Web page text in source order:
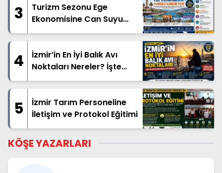
3
Turizm Sezonu Ege
Ekonomisine Can Suyu
Oluyor
4
İzmir’in En İyi Balık Avı
Noktaları Nereler? İşte
Amatör Balıkçıların
5
İzmir Tarım Personeline
İletişim ve Protokol Eğitimi
KÖŞE YAZARLARI